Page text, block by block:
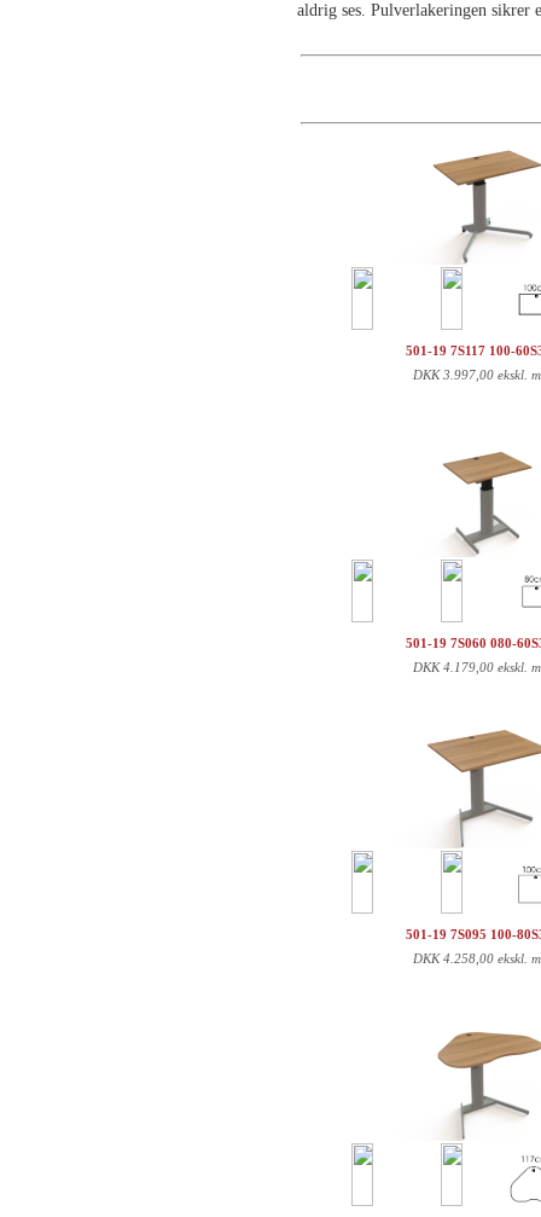
aldrig ses. Pulverlakeringen sikrer
501-19 7S117 100-
DKK3.997,00 ekskl.
501-19 7S060 080-
DKK4.179,00 ekskl.
501-19 7S095 100-
DKK4.258,00 ekskl.